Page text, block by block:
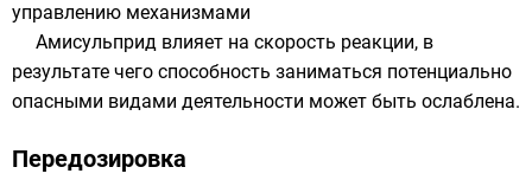
управлению механизмами
Амисульприд влияет на скорость реакции, в
результате чего способность заниматься потенциально
опасными видами деятельности может быть ослаблена.
Передозировка